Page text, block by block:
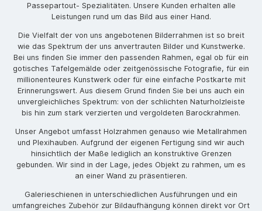
Passepartout- Spezialitäten. Unsere Kunden erhalten alle
Leistungen rund um das Bild aus einer Hand.
Die Vielfalt der von uns angebotenen Bilderrahmen ist so breit
wie das Spektrum der uns anvertrauten Bilder und Kunstwerke.
Bei uns finden Sie immer den passenden Rahmen, egal ob für ein
gotisches Tafelgemälde oder zeitgenössische Fotografie, für ein
millionenteures Kunstwerk oder für eine einfache Postkarte mit
Erinnerungswert. Aus diesem Grund finden Sie bei uns auch ein
unvergleichliches Spektrum: von der schlichten Naturholzleiste
bis hin zum stark verzierten und vergoldeten Barockrahmen.
Unser Angebot umfasst Holzrahmen genauso wie Metallrahmen
und Plexihauben. Aufgrund der eigenen Fertigung sind wir auch
hinsichtlich der Maße lediglich an konstruktive Grenzen
gebunden. Wir sind in der Lage, jedes Objekt zu rahmen, um es
an einer Wand zu präsentieren.
Galerieschienen in unterschiedlichen Ausführungen und ein
umfangreiches Zubehör zur Bildaufhängung können direkt vor Ort